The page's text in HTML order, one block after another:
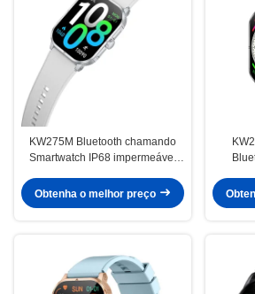
KW275M Bluetooth chamando
Smartwatch IP68 impermeável
polegadas
Obtenha o melhor preço